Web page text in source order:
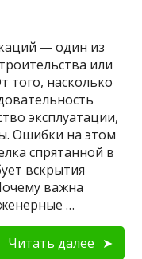
— один из
или
того, насколько
эксплуатации,
Ошибки на этом
спрятанной в
вскрытия
важна
…
Читать далее